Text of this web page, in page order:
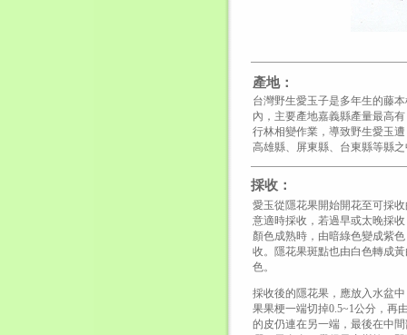
產地：
台灣野生愛玉子是多年生的藤
內，主要產地嘉義縣產量最高
行林相變作業，導致野生愛玉
高雄縣、屏東縣、台東縣等縣
採收：
愛玉從隱花果開始開花至可採
意適時採收，若過早或太晚採
顏色成熟時，由暗綠色變成紫
收。隱花果斑點也由白色轉成
色。
採收後的隱花果，應放入水盆
果果梗一端切掉0.5~1公分，再
的皮仍連在另一端，最後在中